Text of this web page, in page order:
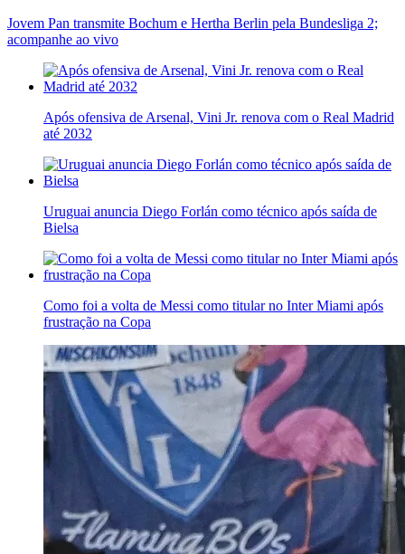
Jovem Pan transmite Bochum e Hertha Berlin pela Bundesliga 2;
acompanhe ao vivo
Após ofensiva de Arsenal, Vini Jr. renova com o Real Madrid
até 2032
Uruguai anuncia Diego Forlán como técnico após saída de
Bielsa
Como foi a volta de Messi como titular no Inter Miami após
frustração na Copa